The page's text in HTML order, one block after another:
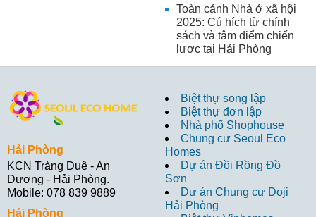
Toàn cảnh Nhà ở xã hội
2025: Cú hích từ chính
sách và tâm điểm chiến
lược tại Hải Phòng
Hải Phòng
KCN Tràng Duệ - An
Dương - Hải Phòng.
Mobile: 078 839 9889
Hải Phòng
Biệt thự song lập
Biệt thự đơn lập
Nhà phố Shophouse
Chung cư Seoul Eco
Homes
Dự án Đồi Rồng Đồ
Sơn
Dự án Chung cư Doji
Hải Phòng